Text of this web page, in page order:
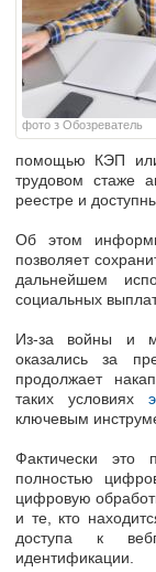
фото з Обозреватель
помощью КЭП
трудовом стаже
реестре и
Об этом
позволяет
дальнейшем
социальных
Из-за войны и
оказались за
продолжает
таких условиях
ключевым
Фактически это
полностью
цифровую
и те, кто
доступа к
идентификации.